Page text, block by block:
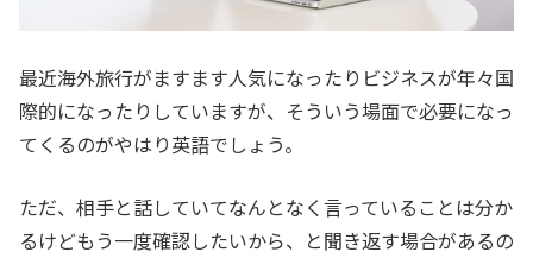
最近海外旅行がますます人気になったりビジネスが年々国
際的になったりしていますが、そういう場面で必要になっ
てくるのがやはり英語でしょう。
ただ、相手と話していてなんとなく言っていることは分か
るけどもう一度確認したいから、と聞き返す場合があるの